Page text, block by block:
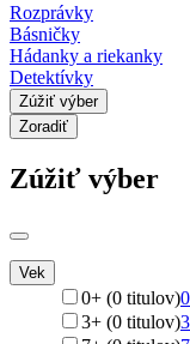
Rozprávky
Básničky
Hádanky a riekanky
Detektívky
Zúžiť výber
Zoradiť
Zúžiť výber
Vek
0+ (0 titulov)
3+ (0 titulov)